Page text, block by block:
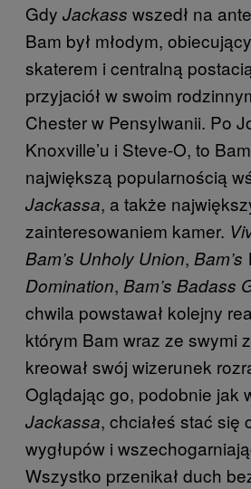
Gdy Jackass wszedł na
Bam był młodym,
skaterem i centralną
przyjaciół w swoim
Chester w Pensylwanii. Po
Knoxville’u i Steve-O, to
największą popularnością
Jackassa, a także
zainteresowaniem kamer.
Bam’s Unholy Union, Bam’s
Domination, Bam’s Badass
chwila powstawał kolejny
którym Bam wraz ze swymi
kreował swój wizerunek
Oglądając go, podobnie jak
Jackassa, chciałeś stać się
wygłupów i
Wszystko przenikał duch